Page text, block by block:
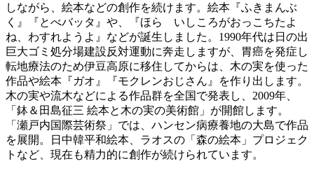
しながら、絵本などの創作を続けます。絵本『ふきまんぶ
く』『とべバッタ』や、『ほら いしころがおっこちたよ
ね、わすれようよ』などが誕生しました。1990年代は日の出
巨大ゴミ処分場建設反対運動に奔走しますが、胃癌を発症し
転地療法のため伊豆高原に移住してからは、木の実を使った
作品や絵本『ガオ』『モクレンおじさん』を作り出します。
木の実や流木などによる作品群を全国で発表し、2009年、
「鉢＆田島征三 絵本と木の実の美術館」が開館します。
「瀬戸内国際芸術祭」では、ハンセン病療養地の大島で作品
を展開。日中韓平和絵本、ラオスの「森の絵本」プロジェク
トなど、現在も精力的に創作が続けられています。